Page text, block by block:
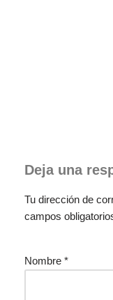
Deja una
Tu dirección de
campos
Nombre *